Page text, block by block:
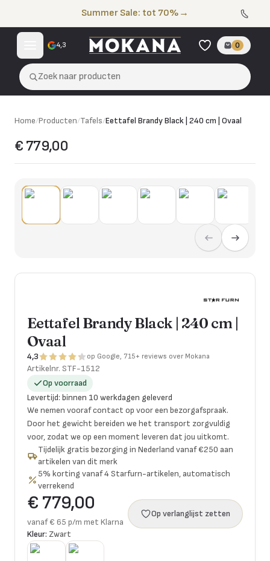
Summer Sale: tot 70% →
4,3 0
Zoek naar producten
Home/Producten/Tafels/Eettafel Brandy Black | 240 cm | Ovaal
€ 779,00
Eettafel Brandy Black | 240 cm |
Ovaal
4,3 op Google, 715+ reviews over Mokana
Artikelnr. STF-1512
Op voorraad
Levertijd: binnen 10 werkdagen geleverd
We nemen vooraf contact op voor een bezorgafspraak.
Door het gewicht bereiden we het transport zorgvuldig
voor, zodat we op een moment leveren dat jou uitkomt.
Tijdelijk gratis bezorging in Nederland vanaf €250 aan
artikelen van dit merk
5% korting vanaf 4 Starfurn-artikelen, automatisch
verrekend
€ 779,00
vanaf € 65 p/m met Klarna
Op verlanglijst zetten
Kleur: Zwart